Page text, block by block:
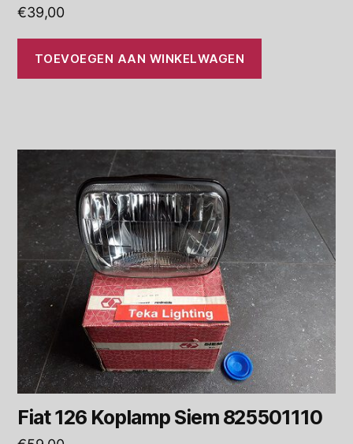
€39,00
TOEVOEGEN AAN WINKELWAGEN
Fiat 126 Koplamp Siem 825501110